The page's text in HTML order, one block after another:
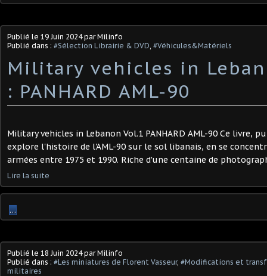
Publié le 19 Juin 2024par Milinfo
Publié dans : #Sélection Librairie & DVD, #Véhicules&Matériels
Military vehicles in
: PANHARD AML-90 ​
Military vehicles in Lebanon Vol.1 PANHARD AML-90 Ce livre,
explore l'histoire de l'AML-90 sur le sol libanais, en se
armées entre 1975 et 1990. Riche d'une centaine de
Lire la suite
…
Publié le 18 Juin 2024par Milinfo
Publié dans : #Les miniatures de Florent Vasseur, #Modifications et
militaires